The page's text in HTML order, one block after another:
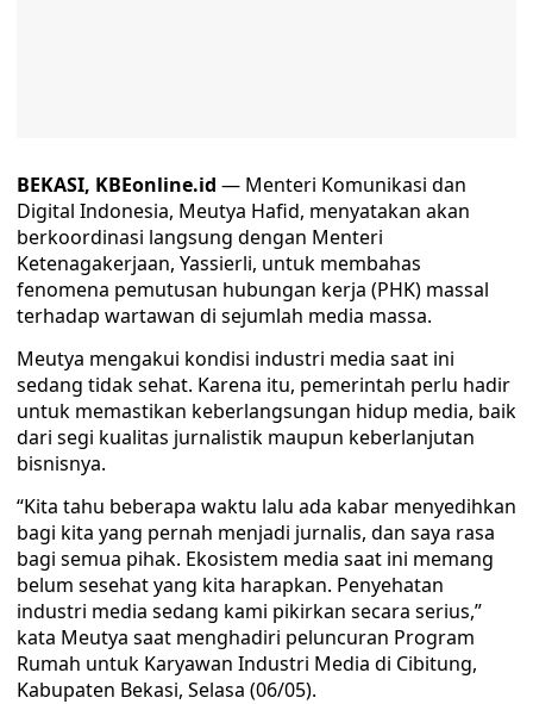
BEKASI, KBEonline.id — Menteri Komunikasi dan
Digital Indonesia, Meutya Hafid, menyatakan akan
berkoordinasi langsung dengan Menteri
Ketenagakerjaan, Yassierli, untuk membahas
fenomena pemutusan hubungan kerja (PHK) massal
terhadap wartawan di sejumlah media massa.
Meutya mengakui kondisi industri media saat ini
sedang tidak sehat. Karena itu, pemerintah perlu hadir
untuk memastikan keberlangsungan hidup media, baik
dari segi kualitas jurnalistik maupun keberlanjutan
bisnisnya.
“Kita tahu beberapa waktu lalu ada kabar menyedihkan
bagi kita yang pernah menjadi jurnalis, dan saya rasa
bagi semua pihak. Ekosistem media saat ini memang
belum sesehat yang kita harapkan. Penyehatan
industri media sedang kami pikirkan secara serius,”
kata Meutya saat menghadiri peluncuran Program
Rumah untuk Karyawan Industri Media di Cibitung,
Kabupaten Bekasi, Selasa (06/05).